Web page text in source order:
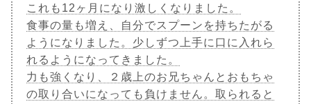
これも12ヶ月になり激しくなりました。
食事の量も増え、自分でスプーンを持ちたがる
ようになりました。少しずつ上手に口に入れら
れるようになってきました。
力も強くなり、２歳上のお兄ちゃんとおもちゃ
の取り合いになっても負けません。取られると